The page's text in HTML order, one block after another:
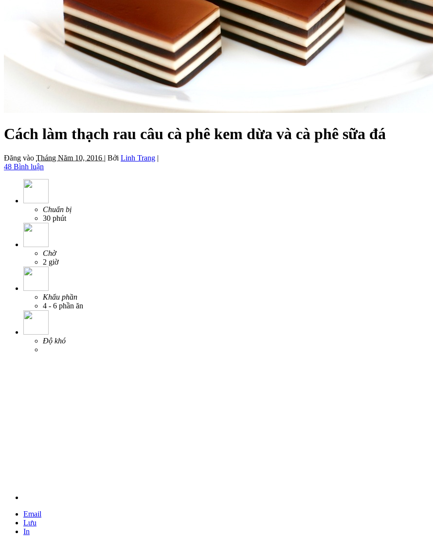
Cách làm thạch rau câu cà phê kem dừa và cà phê sữa đá
Đăng vào Tháng Năm 10, 2016 | Bởi Linh Trang |
48 Bình luận
Chuẩn bị
30 phút
Chờ
2 giờ
Khẩu phần
4 - 6 phần ăn
Độ khó
Email
Lưu
In